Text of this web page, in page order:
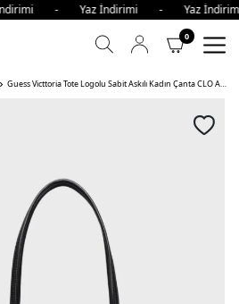
- Yaz İndirimi - Yaz
0
Guess Victtoria Tote Logolu Sabit Askılı Kadın Çanta CLO ANTRASİT